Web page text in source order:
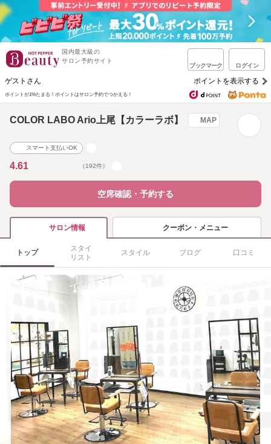
国内最大級の
サロン予約サイト
ブックマーク ログイン
ゲストさん ポイントを表示する
ポイントが1%たまる！ ポイントはサロン予約でつかえる！
COLOR LABO Ario上尾【カラーラボ】 MAP
スマート支払いOK
4.61 （192件）
空席確認・予約する
サロン情報 クーポン・メニュー
トップ
スタイ
リスト
スタイル ブログ 口コミ